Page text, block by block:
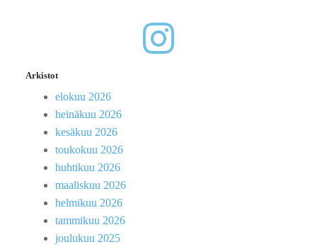
Arkistot
elokuu 2026
heinäkuu 2026
kesäkuu 2026
toukokuu 2026
huhtikuu 2026
maaliskuu 2026
helmikuu 2026
tammikuu 2026
joulukuu 2025